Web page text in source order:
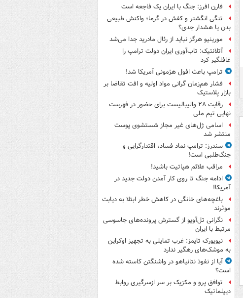
فارن افرز: جنگ با ایران یک فاجعه است
تنگی انگشتر و کفش در گرما؛ واکنش طبیعی
بدن یا هشدار جدی؟
مورینیو هرگز نباید از رئال مادرید جدا می‌شد
آتلانتیک: تاب‌آوری ایران دولت ترامپ را
غافلگیر کرد
ترامپ باعث افول هژمونی آمریکا شد!
فشار هم‌زمان گرانی مواد اولیه و افت تقاضا بر
بازار پلاستیک
رقابت ۲۸ والیبالیست برای حضور در فهرست
نهایی تیم ملی
اسامی ژل‌های غیر مجاز شستشوی پوست
منتشر شد
سندرز: ترامپ نماد فساد، اقتدارگرایی و
جنگ‌طلبی است!
مراقب علائم هپاتیت باشید!
ادامه جنگ تا روی کار آمدن دولت جدید در
آمریکا!
باغچه‌های خانگی در کاهش خطر ابتلا به دیابت
موثرند
نگرانی تل‌آویو از گسترش پرونده‌های جاسوسی
مرتبط با ایران
نیویورک تایمز: غرب تمایلی به تجهیز اوکراین
به موشک‌های رهگیر ندارد
آیا از نفوذ نتانیاهو در واشنگتن کاسته شده
است؟
توافق پرو و مکزیک بر سر ازسرگیری روابط
دیپلماتیک